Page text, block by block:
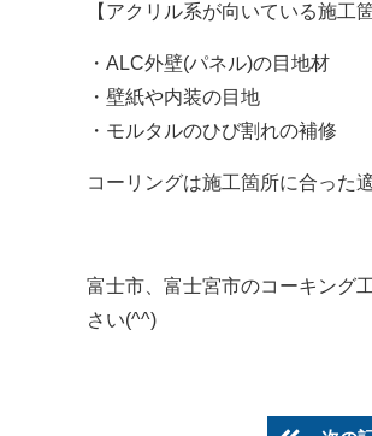
【アクリル系が向いている施工箇
・ALC外壁(パネル)の目地材
・壁紙や内装の目地
・モルタルのひび割れの補修
コーリングは施工箇所に合った
富士市、富士宮市のコーキング
さい(^^)